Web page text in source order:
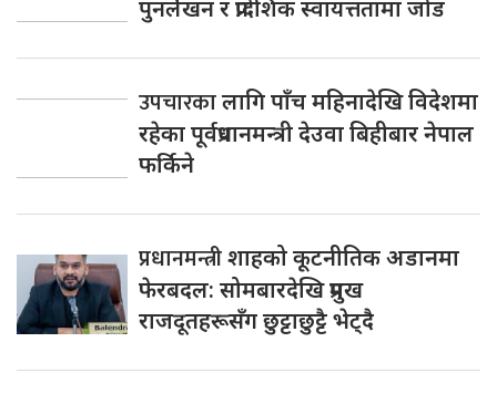
पुनर्लेखन र प्रादेशिक स्वायत्ततामा जोड
उपचारकालागि पाँच महिनादेखि विदेशमा
रहेका पूर्वप्रधानमन्त्री देउवा बिहीबार नेपाल
फर्किने
प्रधानमन्त्रीशाहको कूटनीतिक अडानमा
फेरबदल: सोमबारदेखि प्रमुख
राजदूतहरूसँग छुट्टाछुट्टै भेट्दै